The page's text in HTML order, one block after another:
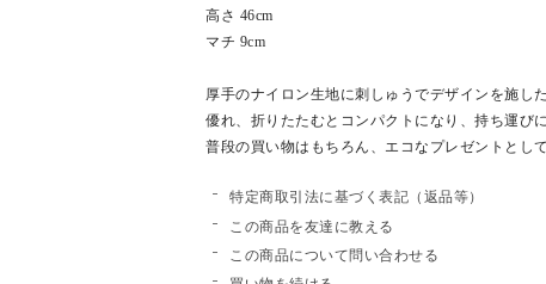
高さ 46cm
マチ 9cm
厚手のナイロン生地に刺しゅうでデザインを施し
優れ、折りたたむとコンパクトになり、持ち運び
普段の買い物はもちろん、エコなプレゼントとし
特定商取引法に基づく表記（返品等）
この商品を友達に教える
この商品について問い合わせる